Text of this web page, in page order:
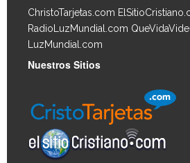
ChristoTarjetas.com
RadioLuzMundial.com
LuzMundial.com
Nuestros Sitios